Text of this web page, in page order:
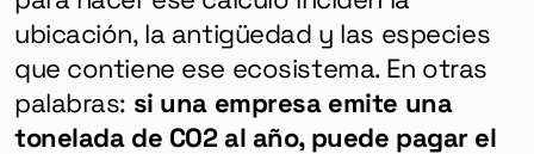
ubicación, la antigüedad y las especies
que contiene ese ecosistema. En otras
palabras: si una empresa emite una
tonelada de CO2 al año, puede pagar el